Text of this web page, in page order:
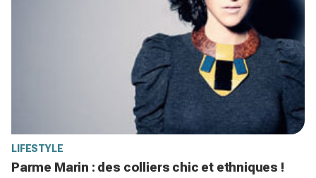
LIFESTYLE
Parme Marin : des colliers chic et ethniques !